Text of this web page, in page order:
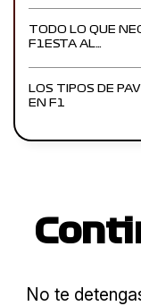
TODO LO QUE
F1ESTA AL…
LOS TIPOS DE
EN F1
No te